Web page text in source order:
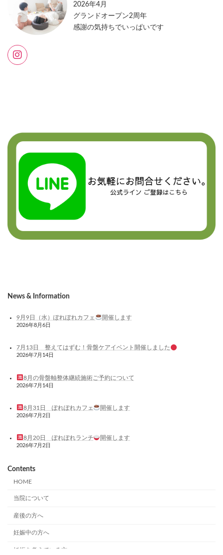
2026年4月
グランドオープン2周年
感謝の気持ちでいっぱいです
News & Information
9月9日（水）ぽれぽれカフェ 開催します
2026年8月6日
7月13日 整えてはずむ！骨盤ケアイベント開催しました
2026年7月14日
8月の骨盤軸整体継続施術ご予約について
2026年7月14日
8月31日 ぽれぽれカフェ 開催します
2026年7月2日
8月20日 ぽれぽれランチ 開催します
2026年7月2日
Contents
HOME
当院について
産後の方へ
妊娠中の方へ
妊娠を考えている方へ